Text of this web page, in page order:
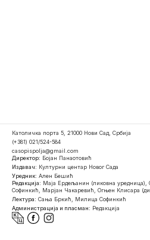
Католичка порта 5, 21000 Нови Сад, Србија
(+381) 021/524-584
casopispolja@gmail.com
Директор: Бојан Панаотовић
Издавач: Културни центар Новог Сада
Уредник: Ален Бешић
Редакција: Маја Ердељанин (ликовна
Софинкић, Марјан Чакаревић, Огњен Клисара
Лектура: Сања Бркић, Милица Софинкић
Администрација и пласман: Редакција